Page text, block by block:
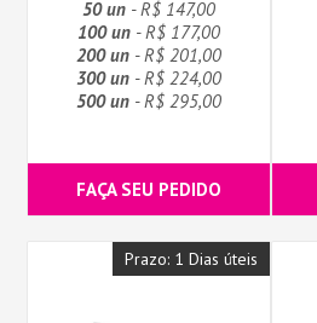
50 un - R$ 147,00
100 un - R$ 177,00
200 un - R$ 201,00
300 un - R$ 224,00
500 un - R$ 295,00
FAÇA SEU PEDIDO
Prazo: 1 Dias úteis